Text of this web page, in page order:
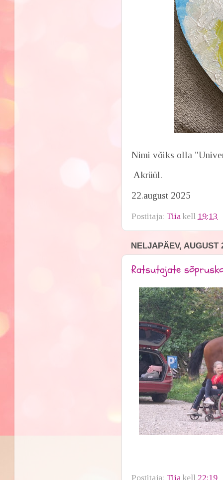
Nimi võiks olla
Akrüül.
22.august 2025
Postitaja: Tiia kell 19:13
NELJAPÄEV, AUGUST
Ratsutajate
Postitaja: Tiia kell 22:19